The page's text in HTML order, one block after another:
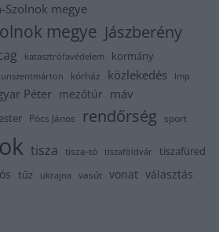
Szolnok megye
megye Jászberény
katasztrófavédelem kormány
kórház közlekedés lmp
Péter mezőtúr máv
Pócs János rendőrség sport
tisza tisza-tó tiszaföldvár tiszafüred
tűz ukrajna vasút vonat választás